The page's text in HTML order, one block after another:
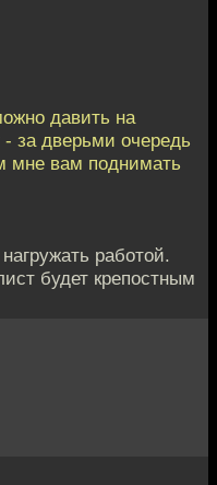
давить на
за дверьми очередь
мне вам поднимать
работой.
будет крепостным